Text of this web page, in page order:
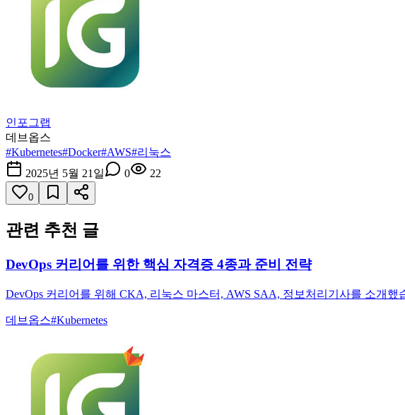
인포그랩
데브옵스
#Kubernetes#Docker#AWS#리눅스
2025년 5월 21일
0 22
0
관련 추천 글
DevOps 커리어를 위한 핵심 자격증 4종과 준비 전략
DevOps 커리어를 위해 CKA, 리눅스 마스터, AWS SAA, 정보처리기사를 소개
데브옵스#Kubernetes